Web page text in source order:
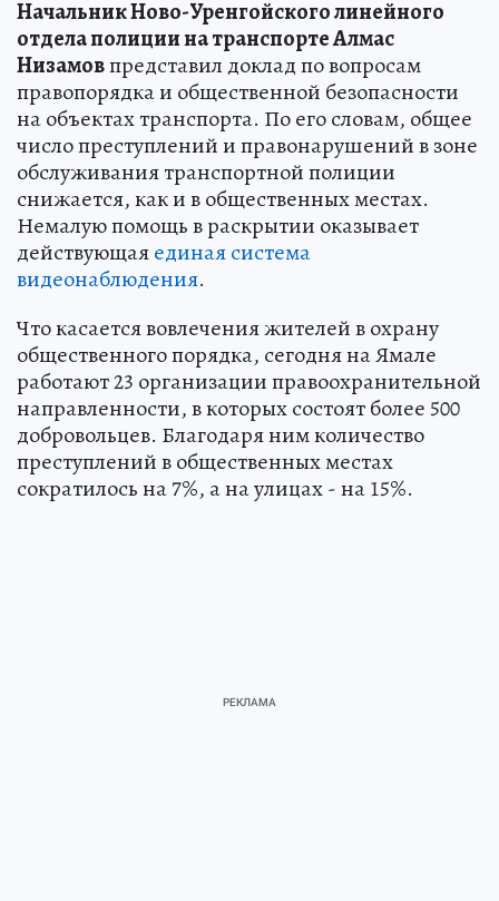
Начальник Ново-Уренгойского линейного
отдела полиции на транспорте Алмас
Низамовпредставил доклад по вопросам
правопорядка и общественной безопасности
на объектах транспорта. По его словам, общее
число преступлений и правонарушений в зоне
обслуживания транспортной полиции
снижается, как и в общественных местах.
Немалую помощь в раскрытии оказывает
действующаяединая система
видеонаблюдения.
Что касается вовлечения жителей в охрану
общественного порядка, сегодня на Ямале
работают 23 организации правоохранительной
направленности, в которых состоят более 500
добровольцев. Благодаря ним количество
преступлений в общественных местах
сократилось на 7%, а на улицах - на 15%.